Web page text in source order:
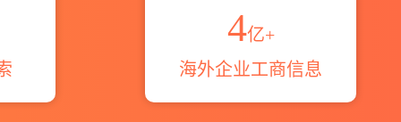
4亿+
海外企业工商信息